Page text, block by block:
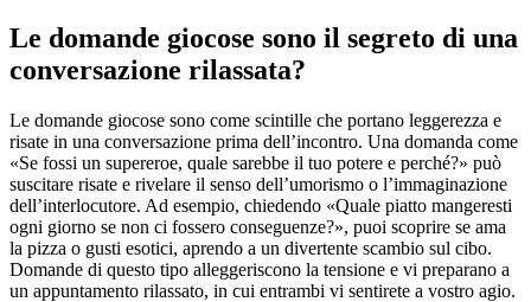
Le domande giocose sono il segreto di una
conversazione rilassata?
Le domande giocose sono come scintille che portano leggerezza e
risate in una conversazione prima dell’incontro. Una domanda come
«Se fossi un supereroe, quale sarebbe il tuo potere e perché?» può
suscitare risate e rivelare il senso dell’umorismo o l’immaginazione
dell’interlocutore. Ad esempio, chiedendo «Quale piatto mangeresti
ogni giorno se non ci fossero conseguenze?», puoi scoprire se ama
la pizza o gusti esotici, aprendo a un divertente scambio sul cibo.
Domande di questo tipo alleggeriscono la tensione e vi preparano a
un appuntamento rilassato, in cui entrambi vi sentirete a vostro agio.